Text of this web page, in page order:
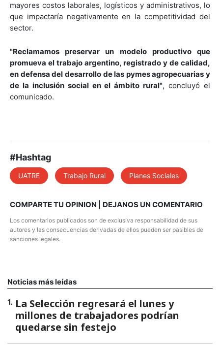
mayores costos laborales, logísticos y administrativos, lo
que impactaría negativamente en la competitividad del
sector.
"Reclamamos preservar un modelo productivo que
promueva el trabajo argentino, registrado y de calidad,
en defensa del desarrollo de las pymes agropecuarias y
de la inclusión social en el ámbito rural", concluyó el
comunicado.
#Hashtag
UATRE Trabajo Rural Planes Sociales
COMPARTE TU OPINION | DEJANOS UN COMENTARIO
Los comentarios publicados son de exclusiva responsabilidad de sus
autores y las consecuencias derivadas de ellos pueden ser pasibles de
sanciones legales.
Noticias más leídas
1. La Selección regresará el lunes y
millones de trabajadores podrían
quedarse sin festejo